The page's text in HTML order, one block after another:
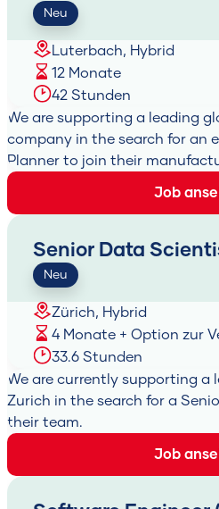
Neu
Luterbach, Hybrid
12 Monate
42 Stunden
We are supporting a leading
company in the search for an
Planner to join their
Job
Neu
Senior Data
Zürich, Hybrid
4 Monate + Option zur
33.6 Stunden
We are currently supporting a
Zurich in the search for a
their team.
Job